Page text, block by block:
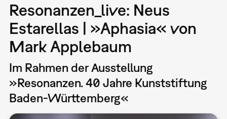
Resonanzen_live: Neus
Estarellas | »Aphasia« von
Mark Applebaum
Im Rahmen der Ausstellung
»Resonanzen. 40 Jahre Kunststiftung
Baden-Württemberg«